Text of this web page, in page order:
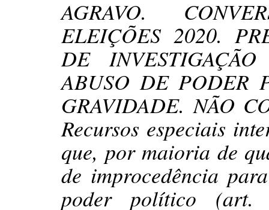
AGRAVO.
ELEIÇÕES 2020.
DE
ABUSO DE PODER
GRAVIDADE. NÃO
Recursos especiais
que, por maioria de
de improcedência
poder político (art.